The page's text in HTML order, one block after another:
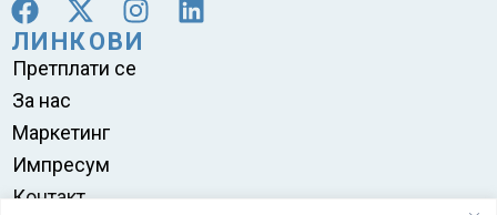
ЛИНКОВИ
Претплати се
За нас
Маркетинг
Импресум
Контакт